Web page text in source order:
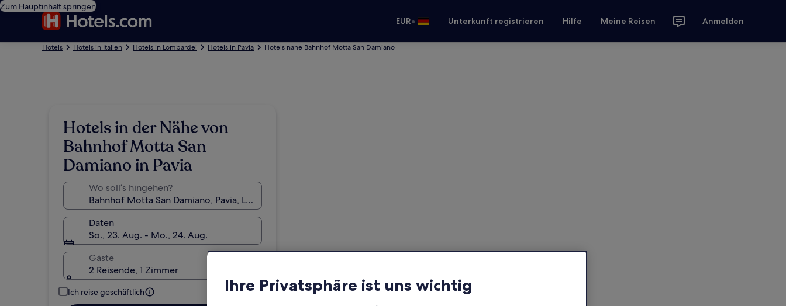
Zum Hauptinhalt springen
EUR• Unterkunft registrieren Hilfe Meine Reisen Anmelden
Hotels Hotels in Italien Hotels in Lombardei Hotels in Pavia Hotels nahe Bahnhof Motta San Damiano
Hotels in der Nähe von
Bahnhof Motta San
Damiano in Pavia
Wo soll’s hingehen?
Daten
So., 23. Aug. - Mo., 24. Aug.
Gäste
2 Reisende, 1 Zimmer
Ich reise geschäftlich Ihre Privatsphäre ist uns wichtig